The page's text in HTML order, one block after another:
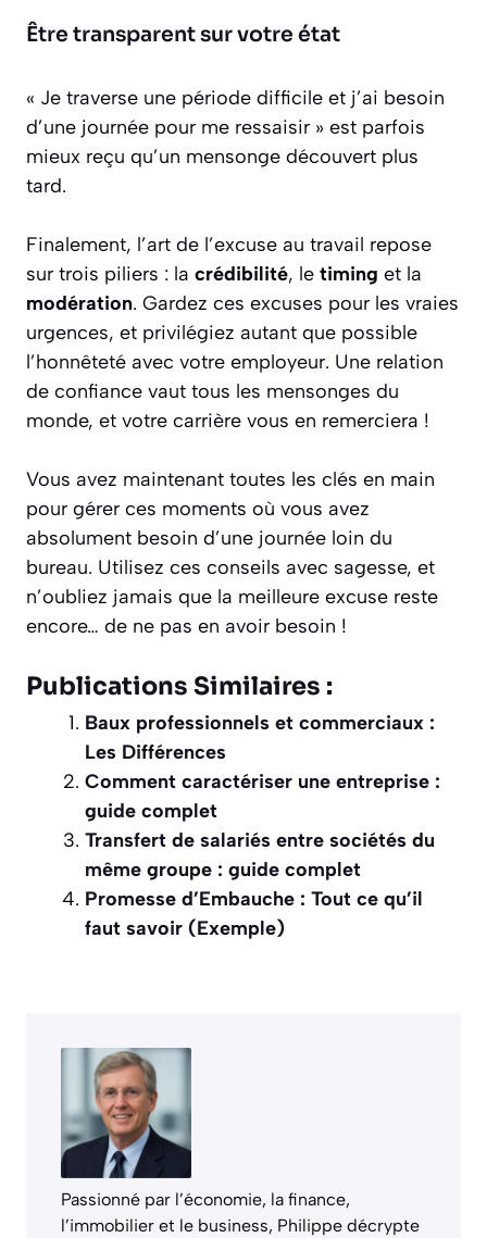
Être transparent sur votre état
« Je traverse une période difficile et j’ai besoin
d’une journée pour me ressaisir » est parfois
mieux reçu qu’un mensonge découvert plus
tard.
Finalement, l’art de l’excuse au travail repose
sur trois piliers : la crédibilité, le timing et la
modération. Gardez ces excuses pour les vraies
urgences, et privilégiez autant que possible
l’honnêteté avec votre employeur. Une relation
de confiance vaut tous les mensonges du
monde, et votre carrière vous en remerciera !
Vous avez maintenant toutes les clés en main
pour gérer ces moments où vous avez
absolument besoin d’une journée loin du
bureau. Utilisez ces conseils avec sagesse, et
n’oubliez jamais que la meilleure excuse reste
encore… de ne pas en avoir besoin !
Publications Similaires :
Baux professionnels et commerciaux :
Les Différences
Comment caractériser une entreprise :
guide complet
Transfert de salariés entre sociétés du
même groupe : guide complet
Promesse d’Embauche : Tout ce qu’il
faut savoir (Exemple)
Passionné par l’économie, la finance,
l’immobilier et le business, Philippe décrypte